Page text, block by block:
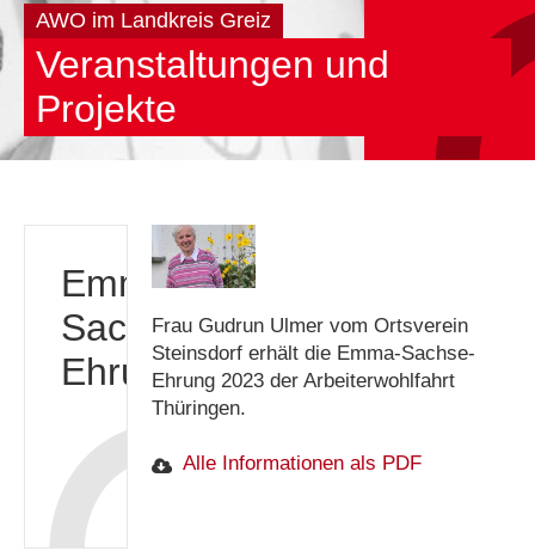
AWO im Landkreis Greiz
Veranstaltungen und
Projekte
Emma-
Sachse-
Ehrung
Frau Gudrun Ulmer vom Ortsverein
Steinsdorf erhält die Emma-Sachse-
Ehrung 2023 der Arbeiterwohlfahrt
Thüringen.
Alle Informationen als PDF